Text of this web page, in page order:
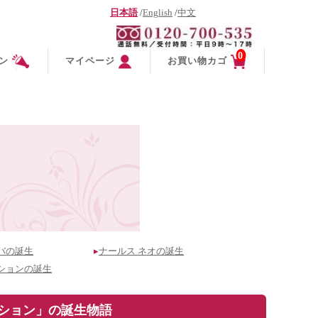
日本語/English /中文
マイページ お買い物カゴ 0
の誕生 ▸ナールス ネオの誕生
ョンの誕生
ョン」の誕生物語